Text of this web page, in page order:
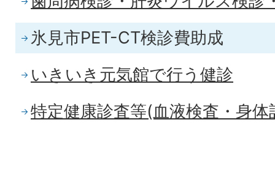
氷見市PET-CT検診費助成
いきいき元気館で行う健診
特定健康診査等(血液検査・身体